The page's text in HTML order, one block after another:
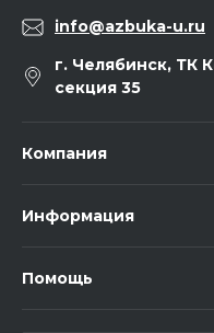
info@azbuka-u.ru
г. Челябинск, ТК
секция 35
Компания
Информация
Помощь